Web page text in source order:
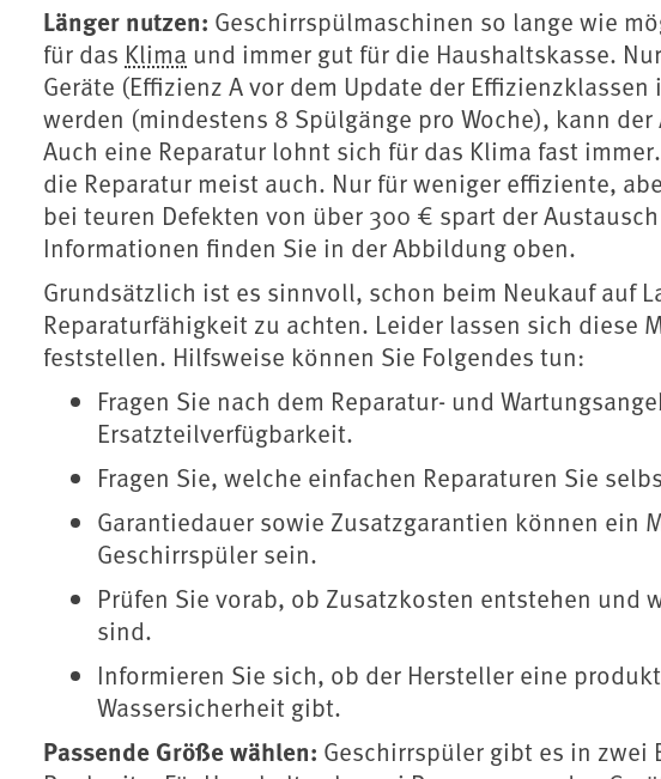
Länger nutzen: Geschirrspülmaschinen so lange wie
für das Klima und immer gut für die Haushaltskasse.
Geräte (Effizienz A vor dem Update der
werden (mindestens 8 Spülgänge pro Woche), kann
Auch eine Reparatur lohnt sich für das Klima fast
die Reparatur meist auch. Nur für weniger effiziente,
bei teuren Defekten von über 300 € spart der
Informationen finden Sie in der Abbildung oben.
Grundsätzlich ist es sinnvoll, schon beim Neukauf auf
Reparaturfähigkeit zu achten. Leider lassen sich diese
feststellen. Hilfsweise können Sie Folgendes tun:
Fragen Sie nach dem Reparatur- und
Ersatzteilverfügbarkeit.
Fragen Sie, welche einfachen Reparaturen Sie
Garantiedauer sowie Zusatzgarantien können ein
Geschirrspüler sein.
Prüfen Sie vorab, ob Zusatzkosten entstehen und
sind.
Informieren Sie sich, ob der Hersteller eine
Wassersicherheit gibt.
Passende Größe wählen: Geschirrspüler gibt es in zwei